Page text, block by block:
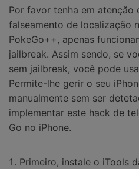
Por favor tenha em atenção
falseamento de localização
PokeGo++, apenas
jailbreak. Assim sendo, se
sem jailbreak, você pode
Permite-lhe gerir o seu
manualmente sem ser
implementar este hack de
Go no iPhone.
Primeiro, instale o iTools